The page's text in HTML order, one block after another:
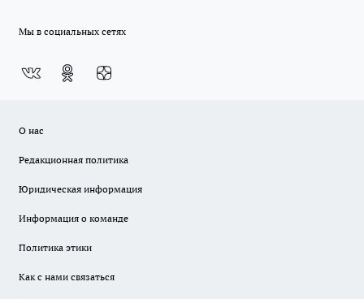
Мы в социальных сетях
О нас
Редакционная политика
Юридическая информация
Информация о команде
Политика этики
Как с нами связаться